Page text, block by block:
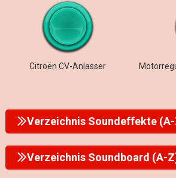
Citroën CV-Anlasser
Verzeichnis Soundeffekte
Verzeichnis Soundboard (A-